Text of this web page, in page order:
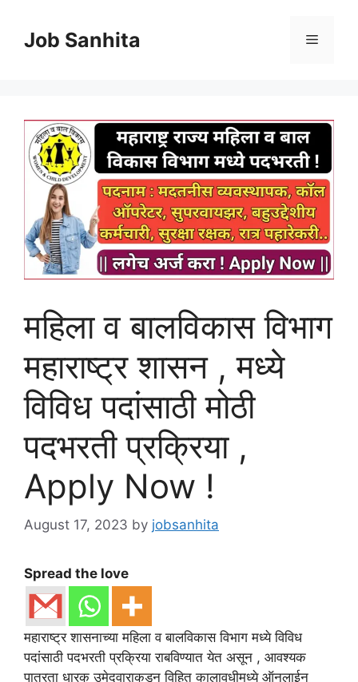
contentJob Sanhita Menu
महिला व बालविकास विभाग
महाराष्ट्र शासन , मध्ये
विविध पदांसाठी मोठी
पदभरती प्रक्रिया ,
Apply Now !
August 17, 2023 by jobsanhita
Spread the love
महाराष्ट्र शासनाच्या महिला व बालविकास विभाग मध्ये विविध
पदांसाठी पदभरती प्रक्रिया राबविण्यात येत असून , आवश्यक
पात्रता धारक उमेदवाराकडून विहित कालावधीमध्ये ऑनलाईन